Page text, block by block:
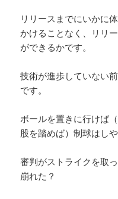
リリースまでにいかに
かけることなく、リリ
ができるかです。
技術が進歩していない
です。
ボールを置きに行けば
股を踏めば）制球はし
審判がストライクを取
崩れた？